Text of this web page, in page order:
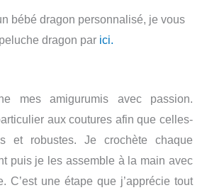
bébé dragon personnalisé, je vous
dragon par ici.
mes amigurumis avec passion.
aux coutures afin que celles-
et robustes. Je crochète chaque
puis je les assemble à la main avec
C’est une étape que j’apprécie tout